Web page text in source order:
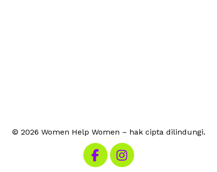
© 2026 Women Help Women – hak cipta dilindungi.
Kunjungi Facebook kami
Kunjungi Instagram kami